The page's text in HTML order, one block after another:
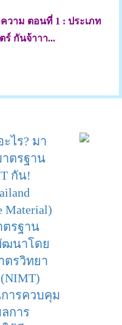
วาม ตอนที่ 1 : ประเภท
ร์ กันจ้าาา...
ไร? มา
ตรฐาน
กัน!
Material)
ตรฐาน
ฒนาโดย
ตรวิทยา
ารควบคุม
การ